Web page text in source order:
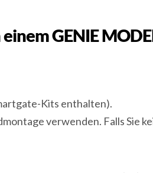
GENIE
Kits enthalten).
verwenden. Falls Sie